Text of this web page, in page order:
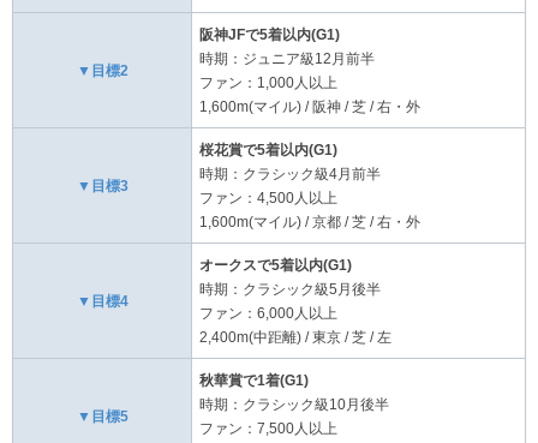
▼目標2
阪神JFで5着以内(G1)
時期：ジュニア級12月前半
ファン：1,000人以上
1,600m(マイル) / 阪神 / 芝 / 右・外
▼目標3
桜花賞で5着以内(G1)
時期：クラシック級4月前半
ファン：4,500人以上
1,600m(マイル) / 京都 / 芝 / 右・外
▼目標4
オークスで5着以内(G1)
時期：クラシック級5月後半
ファン：6,000人以上
2,400m(中距離) / 東京 / 芝 / 左
▼目標5
秋華賞で1着(G1)
時期：クラシック級10月後半
ファン：7,500人以上